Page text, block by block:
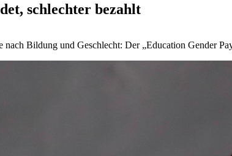
schlechter bezahlt
nach Bildung und Geschlecht: Der „Education Gender